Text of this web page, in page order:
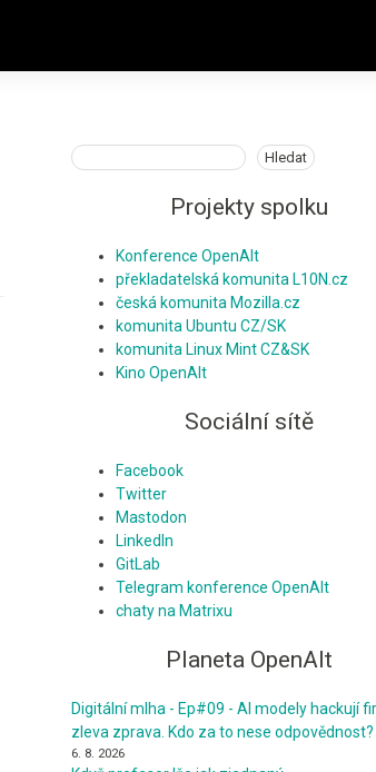
Hledat Hledat
Projekty spolku
Konference OpenAlt
překladatelská komunita L10N.cz
česká komunita Mozilla.cz
komunita Ubuntu CZ/SK
komunita Linux Mint CZ&SK
Kino OpenAlt
Sociální sítě
Facebook
Twitter
Mastodon
LinkedIn
GitLab
Telegram konference OpenAlt
chaty na Matrixu
Planeta OpenAlt
Digitální mlha - Ep#09 - AI modely hackují
zleva zprava. Kdo za to nese odpovědnost?
6. 8. 2026